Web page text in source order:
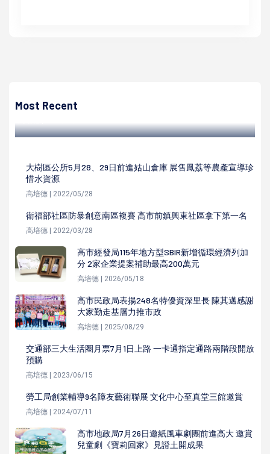
Most Recent
運動園區登場
大樹區公所5月28、29日前進姑山倉庫 展售鳳荔等農產宣導珍
惜水資源
高培德 | 2022/05/28
衛福部社區防暴創意南區複賽 高市前鎮興東社區拿下第一名
高培德 | 2022/03/28
高市經發局115年地方型SBIR新增循環經濟列加
分 2家企業提案補助最高200萬元
高培德 | 2026/05/18
高市民政局表揚248名特優資深里長 陳其邁感謝
大家勤走基層力推市政
高培德 | 2025/08/29
交通部三大生活圈月票7月1日上路 一卡通指定通路兩階段開放
預購
高培德 | 2023/06/15
勞工局創業輔導9名障友藝術聯展 文化中心至真堂三館邀賞
高培德 | 2024/07/11
高市地政局7月26日邀紙風車劇團前進高大 邀賞
兒童劇《寶莉回家》見證土開成果